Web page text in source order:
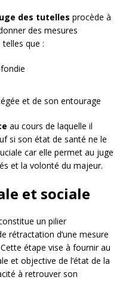
des tutelles procède à
des mesures
que :
et de son entourage
au cours de laquelle il
si son état de santé ne le
car elle permet au juge
et la volonté du majeur.
et sociale
un pilier
rétractation d’une mesure
étape vise à fournir au
et objective de l’état de la
à retrouver son